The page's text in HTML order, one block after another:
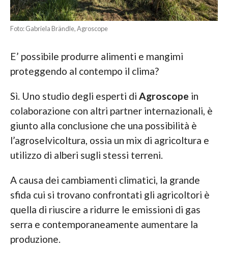
Foto: Gabriela Brändle, Agroscope
E’ possibile produrre alimenti e mangimi
proteggendo al contempo il clima?
Sì. Uno studio degli esperti di Agroscope in
colaborazione con altri partner internazionali, è
giunto alla conclusione che una possibilità è
l’agroselvicoltura, ossia un mix di agricoltura e
utilizzo di alberi sugli stessi terreni.
A causa dei cambiamenti climatici, la grande
sfida cui si trovano confrontati gli agricoltori è
quella di riuscire a ridurre le emissioni di gas
serra e contemporaneamente aumentare la
produzione.